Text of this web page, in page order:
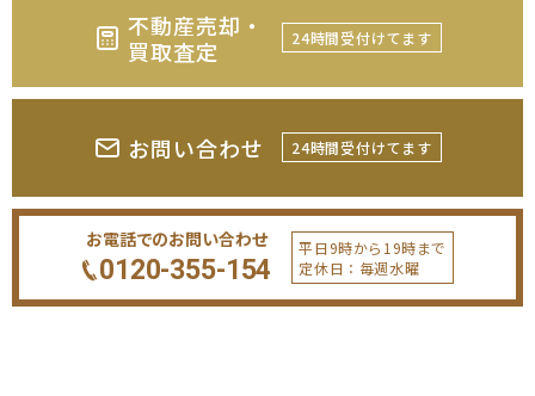
不動産売却・
買取査定
24時間受付けてます
お問い合わせ 24時間受付けてます
お電話でのお問い合わせ
0120-355-154
平日9時から19時まで
定休日：毎週水曜